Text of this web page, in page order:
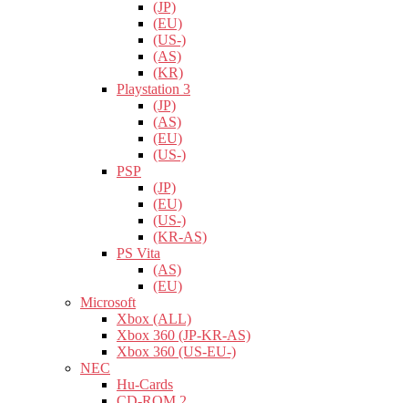
(JP)
(EU)
(US-)
(AS)
(KR)
Playstation 3
(JP)
(AS)
(EU)
(US-)
PSP
(JP)
(EU)
(US-)
(KR-AS)
PS Vita
(AS)
(EU)
Microsoft
Xbox (ALL)
Xbox 360 (JP-KR-AS)
Xbox 360 (US-EU-)
NEC
Hu-Cards